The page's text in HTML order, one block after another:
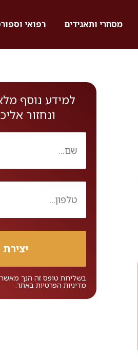
מסחרי ותאגידים רפואי
למידע נוסף
ונחזור
בשליחת טופס זה הנך
מדיניות הפרטיותבאתר.